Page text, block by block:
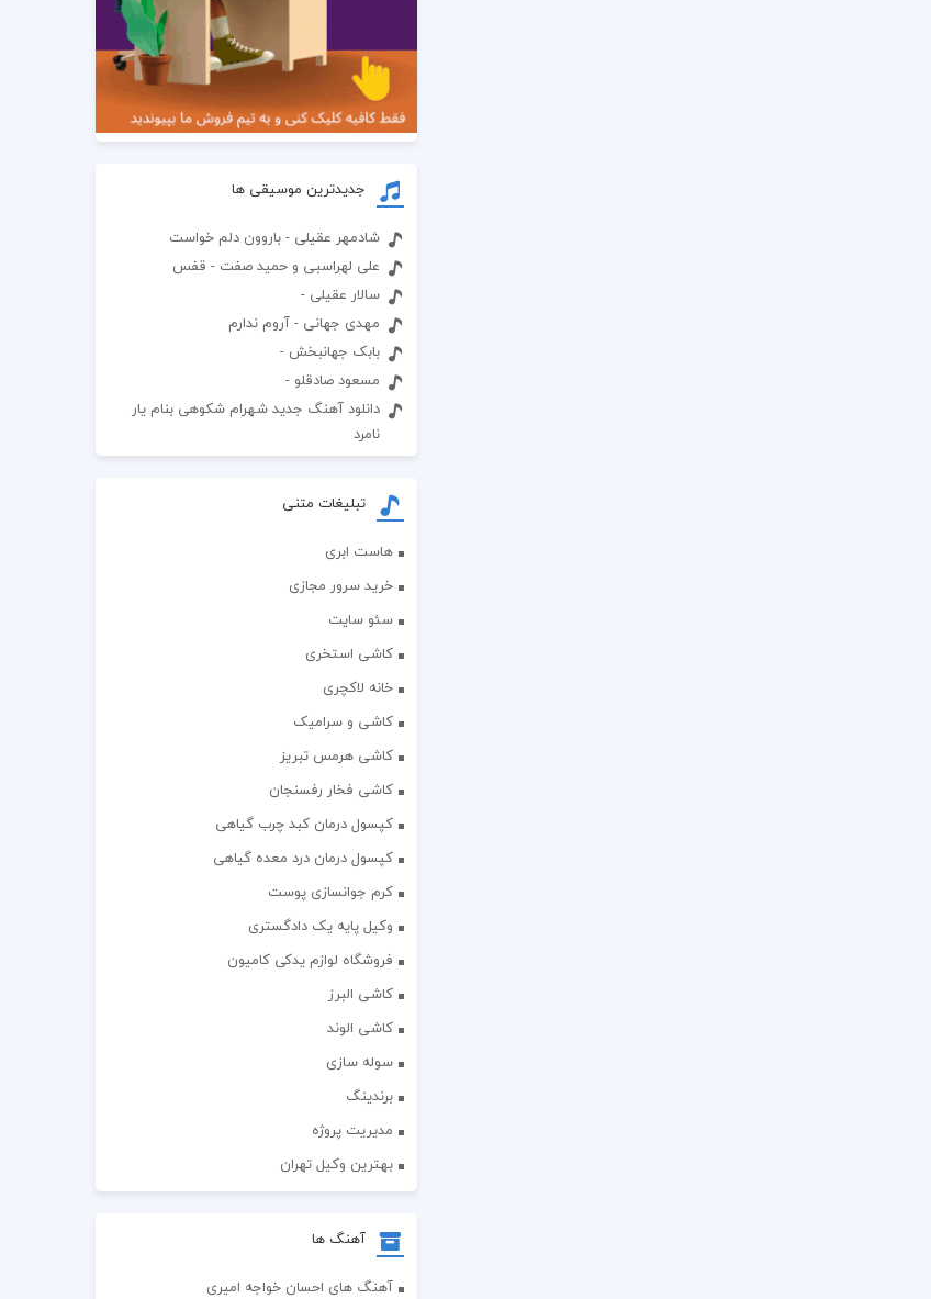
جدیدترین موسیقی ها
شادمهر عقیلی - باروون دلم خواست
علی لهراسبی و حمید صفت - قفس
سالار عقیلی -
مهدی جهانی - آروم ندارم
بابک جهانبخش -
مسعود صادقلو -
دانلود آهنگ جدید شهرام شکوهی بنام یار
نامرد
تبلیغات متنی
هاست ابری
خرید سرور مجازی
سئو سایت
کاشی استخری
خانه لاکچری
کاشی و سرامیک
کاشی هرمس تبریز
کاشی فخار رفسنجان
کپسول درمان کبد چرب گیاهی
کپسول درمان درد معده گیاهی
کرم جوانسازی پوست
وکیل پایه یک دادگستری
فروشگاه لوازم یدکی کامیون
کاشی البرز
کاشی الوند
سوله سازی
برندینگ
مدیریت پروژه
بهترین وکیل تهران
آهنگ ها
آهنگ های احسان خواجه امیری